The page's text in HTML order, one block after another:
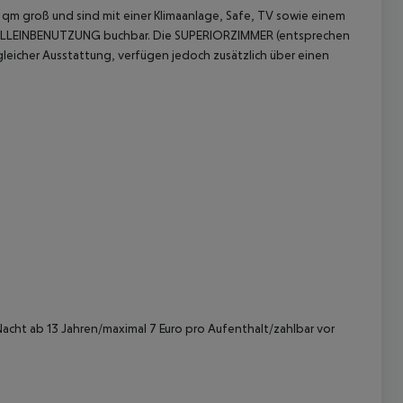
groß und sind mit einer Klimaanlage, Safe, TV sowie einem
buchbar. Die SUPERIORZIMMER (entsprechen
Ausstattung, verfügen jedoch zusätzlich über einen
ab 13 Jahren/maximal 7 Euro pro Aufenthalt/zahlbar vor